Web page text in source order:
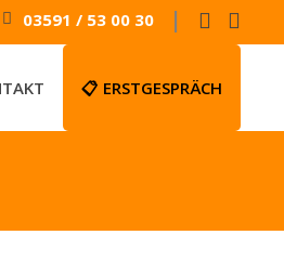
03591 / 53 00 30 |
📋 ERSTGESPRÄCH